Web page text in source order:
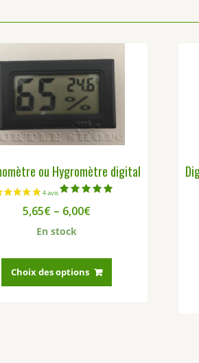
ou Hygromètre digital
5.00
sur 5
5,65€– 6,00€
En stock
Choix des options
Ce
a